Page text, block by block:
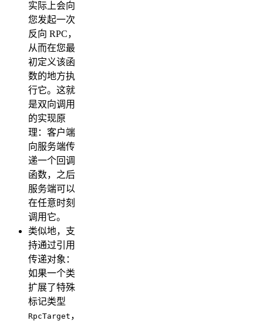
实际上会向
您发起一次
反向 RPC，
从而在您最
初定义该函
数的地方执
行它。这就
是双向调用
的实现原
理：客户端
向服务端传
递一个回调
函数，之后
服务端可以
在任意时刻
调用它。
类似地，支
持通过引用
传递对象：
如果一个类
扩展了特殊
标记类型
RpcTarget ，